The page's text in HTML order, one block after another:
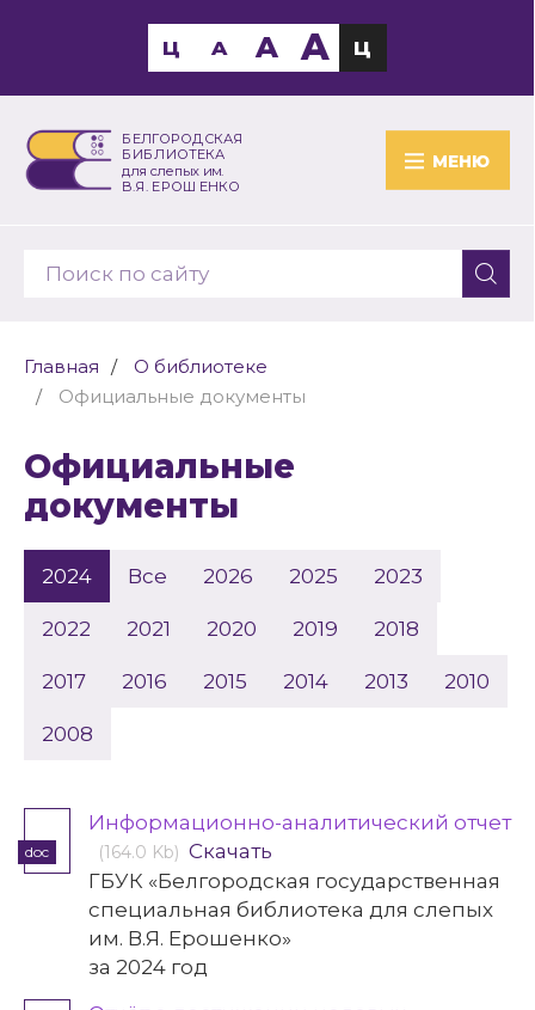
БЕЛГОРОДСКАЯ
БИБЛИОТЕКА
для слепых им.
В.Я. ЕРОШЕНКО
МЕНЮ
Ц A A A Ц
Главная
О библиотеке
Официальные документы
Официальные
документы
Все 2026 2025
2024 2023
2022 2021 2020 2019 2018
2017 2016 2015 2014 2013 2010
2008
doc
Информационно-аналитический отчет
(164.0 Kb) Скачать
ГБУК «Белгородская государственная
специальная библиотека для слепых
им. В.Я. Ерошенко»
за 2024 год